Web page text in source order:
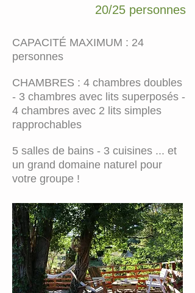
20/25 personnes
CAPACITÉ MAXIMUM : 24
personnes
CHAMBRES : 4 chambres doubles
- 3 chambres avec lits superposés -
4 chambres avec 2 lits simples
rapprochables
5 salles de bains - 3 cuisines ... et
un grand domaine naturel pour
votre groupe !